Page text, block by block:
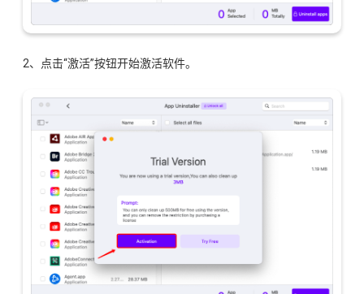
2、点击“激活”按钮开始激活软件。